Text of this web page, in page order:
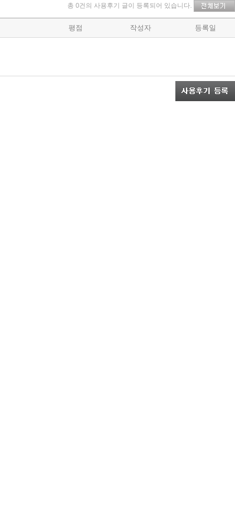
총 0건의 사용후기 글이 등록되어 있습니다.
평점 작성자 등록일